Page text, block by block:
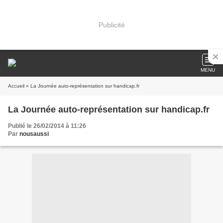
Publicité
MENU
Accueil » La Journée auto-représentation sur handicap.fr
La Journée auto-représentation sur handicap.fr
Publié le 26/02/2014 à 11:26
Par nousaussi